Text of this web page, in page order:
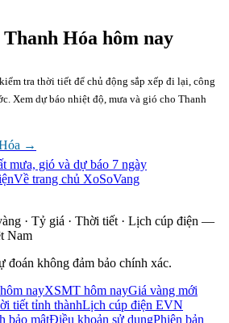
Thanh Hóa hôm nay
tra thời tiết để chủ động sắp xếp đi lại, công
Xem dự báo nhiệt độ, mưa và gió cho Thanh
→
mưa, gió và dự báo 7 ngày
Về trang chủ XoSoVang
· Tỷ giá · Thời tiết · Lịch cúp điện —
Nam
đoán không đảm bảo chính xác.
nayXSMT hôm nayGiá vàng mới
tiết tỉnh thànhLịch cúp điện EVN
bảo mậtĐiều khoản sử dụngPhiên bản